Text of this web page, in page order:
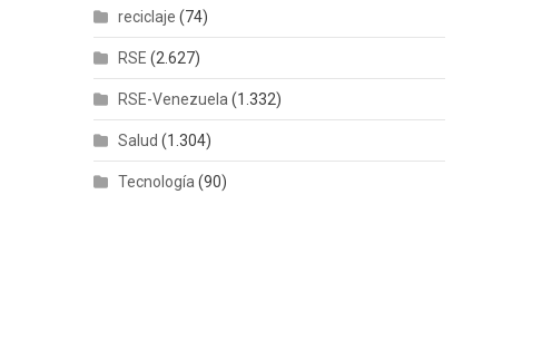
reciclaje (74)
RSE (2.627)
RSE-Venezuela (1.332)
Salud (1.304)
Tecnología (90)